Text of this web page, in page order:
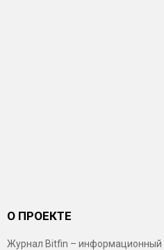
О ПРОЕКТЕ
Журнал Bitfin – информационный